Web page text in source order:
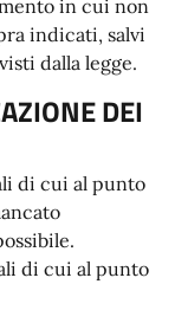
in cui non
indicati, salvi
dalla legge.
DEI
di cui al punto
di cui al punto